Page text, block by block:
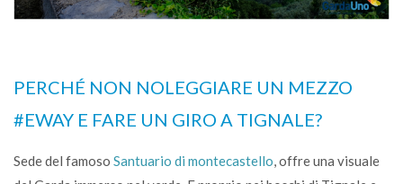
PERCHÉ NON NOLEGGIARE UN MEZZO
#EWAY E FARE UN GIRO A TIGNALE?
Sede del famoso Santuario di montecastello, offre una visuale